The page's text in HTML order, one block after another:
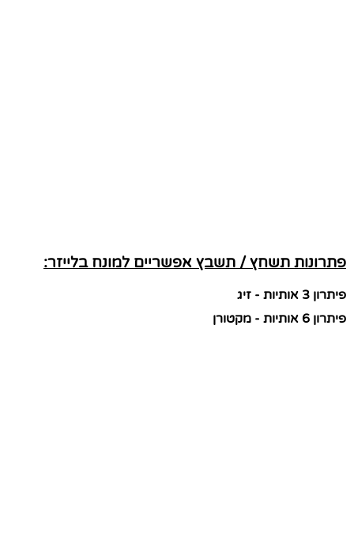
פתרונות תשחץ / תשבץ אפשריים למונח בלייזר:
פיתרון 3 אותיות - זיג
פיתרון 6 אותיות - מקטורן